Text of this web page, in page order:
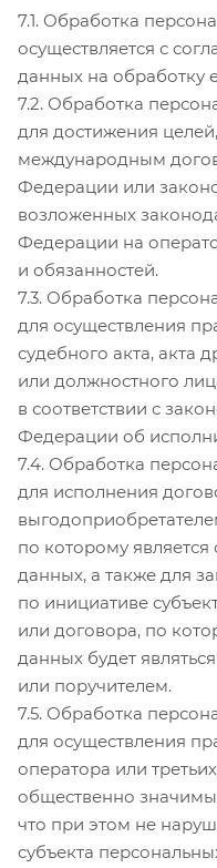
7.1. Обработка
осуществляется с
данных на обработку
7.2. Обработка
для достижения
международным
Федерации или
возложенных
Федерации на
и обязанностей.
7.3. Обработка
для осуществления
судебного акта, акта
или должностного
в соответствии с
Федерации об
7.4. Обработка
для исполнения
по которому
данных, а также для
по инициативе
или договора, по
данных будет
или поручителем.
7.5. Обработка
для осуществления
оператора или
общественно
что при этом не
субъекта